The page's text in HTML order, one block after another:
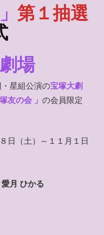
第１抽選
場
星組公演の宝塚大劇
友の会 」 の会員限定
日（土）～１１月１日
月 ひかる